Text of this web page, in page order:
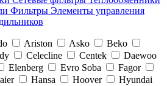
Фильтры Элементы управления
Ariston Asko
Beko
Celecline Centek
Daewoo
Elenberg Evro Soba
Fagor
Hansa Hoover
Hyundai